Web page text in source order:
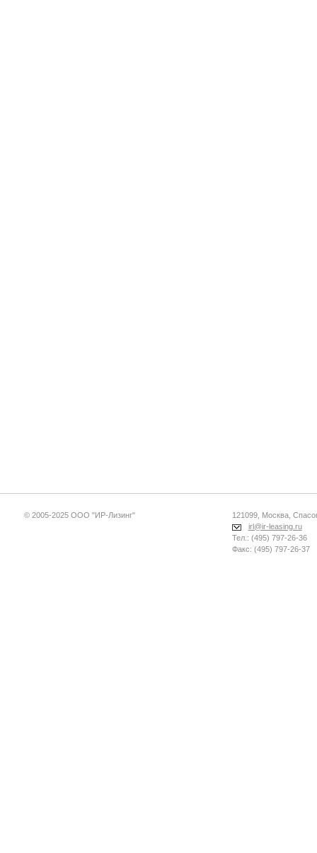
© 2005-2025 ООО "ИР-Лизинг"
121099, Москва,
irl@ir-leasing.ru
Тел.: (495) 797-26-36
Факс: (495) 797-26-37